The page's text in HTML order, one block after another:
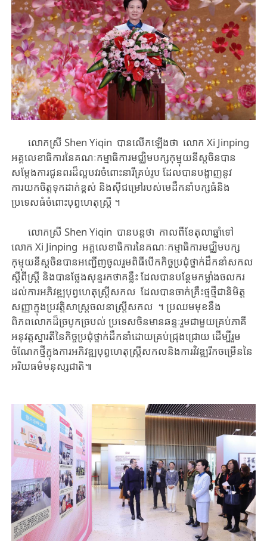
​លោកស្រី Shen Yiqin ​បាន​លើកឡើងថា ​​​លោក ​Xi ​Jinping ​
អគ្គលេខាធិការ​នៃ​គណៈកម្មាធិការ​មជ្ឈិមបក្ស​កុម្មុយនីស្ត​ចិន​បាន​
សម្តែង​ការ​ជូនពរ​ដ៏​ល្អបវរ​ចំពោះ​​នារី​គ្រប់រូប​ ​ដែល​បាន​បង្ហាញ​នូវ​
ការយកចិត្ត​ទុកដាក់​ខ្ពស់ ​និងស៊ីជម្រៅ​​​របស់​មេដឹកនាំ​បក្ស​ធំ​​​និង​​
ប្រទេសធំចំពោះបុព្វហេតុ​ស្ត្រី​​ ​។
​លោកស្រី Shen Yiqin ​បាន​បន្តថា ​កាលពី​ខែ​តុលាឆ្នាំទៅ ​​​
លោក ​Xi ​Jinping ​អគ្គលេខាធិការ​នៃ​គណៈកម្មាធិការ​មជ្ឈិមបក្ស​
កុម្មុយនីស្ត​ចិន​បាន​អញ្ជើញ​ចូលរួម​ពិធីបើក​កិច្ចប្រជុំ​ថ្នាក់ដឹកនាំ​សកល​
ស្តីពី​ស្រ្តី​ ​និងបានថ្លែងសុន្ទរកថា​គន្លឹះ ​ដែល​បាន​បន្ថែម​កម្លាំង​ចលករ​
ដល់​ការអភិវឌ្ឍ​បុព្វហេតុ​ស្ត្រីសកល​​​ ដែលបានចាក់គ្រឹះថ្មថ្មីជានិមិត្ត
សញ្ញា​ក្នុង​ប្រវត្តិសាស្រ្ត​ចលនា​​ស្ត្រី​សកល​ ។ ​​ប្រឈម​មុខនឹង​
ពិភពលោកដ៏​​ច្របូក​ច្របល់​ ​​ប្រទេសចិន​មានឆន្ទៈ​រួម​ជាមួយគ្រប់ភាគី ​​
អនុវត្ត​ស្មារតី​នៃ​កិច្ចប្រជុំ​ថ្នាក់ដឹកនាំ​ដោយ​គ្រប់ជ្រុងជ្រោយ​ ​​​ដើម្បី​រួម​
ចំណែកថ្មី​ក្នុង​ការ​អភិវឌ្ឍ​បុព្វហេតុ​ស្ត្រី​សកល​និង​ការវិវឌ្ឍរីក​ចម្រើន​នៃ
អរិយធម៌​មនុស្ស​ជាតិ​៕​